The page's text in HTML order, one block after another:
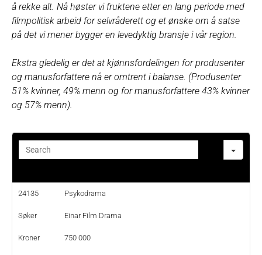
å rekke alt. Nå høster vi fruktene etter en lang periode med
filmpolitisk arbeid for selvråderett og et ønske om å satse
på det vi mener bygger en levedyktig bransje i vår region.
Ekstra gledelig er det at kjønnsfordelingen for produsenter
og manusforfattere nå er omtrent i balanse. (Produsenter
51% kvinner, 49% menn og for manusforfattere 43% kvinner
og 57% menn).
24135 Psykodrama
Søker Einar Film Drama
Kroner 750 000